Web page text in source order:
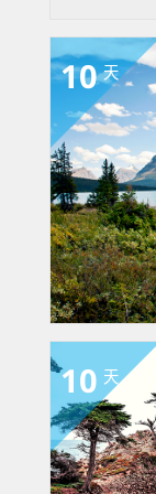
10 天
10 天